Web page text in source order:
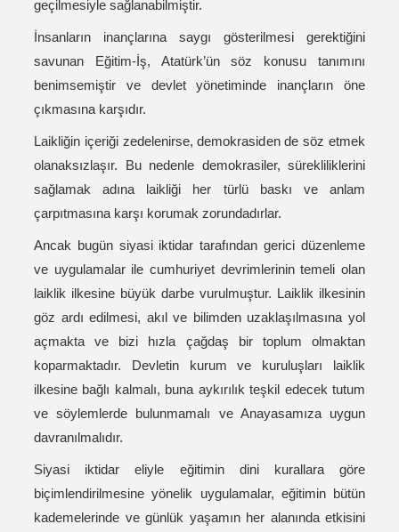
geçilmesiyle sağlanabilmiştir.
İnsanların inançlarına saygı gösterilmesi gerektiğini
savunan Eğitim-İş, Atatürk’ün söz konusu tanımını
benimsemiştir ve devlet yönetiminde inançların öne
çıkmasına karşıdır.
Laikliğin içeriği zedelenirse, demokrasiden de söz etmek
olanaksızlaşır. Bu nedenle demokrasiler, sürekliliklerini
sağlamak adına laikliği her türlü baskı ve anlam
çarpıtmasına karşı korumak zorundadırlar.
Ancak bugün siyasi iktidar tarafından gerici düzenleme
ve uygulamalar ile cumhuriyet devrimlerinin temeli olan
laiklik ilkesine büyük darbe vurulmuştur. Laiklik ilkesinin
göz ardı edilmesi, akıl ve bilimden uzaklaşılmasına yol
açmakta ve bizi hızla çağdaş bir toplum olmaktan
koparmaktadır. Devletin kurum ve kuruluşları laiklik
ilkesine bağlı kalmalı, buna aykırılık teşkil edecek tutum
ve söylemlerde bulunmamalı ve Anayasamıza uygun
davranılmalıdır.
Siyasi iktidar eliyle eğitimin dini kurallara göre
biçimlendirilmesine yönelik uygulamalar, eğitimin bütün
kademelerinde ve günlük yaşamın her alanında etkisini